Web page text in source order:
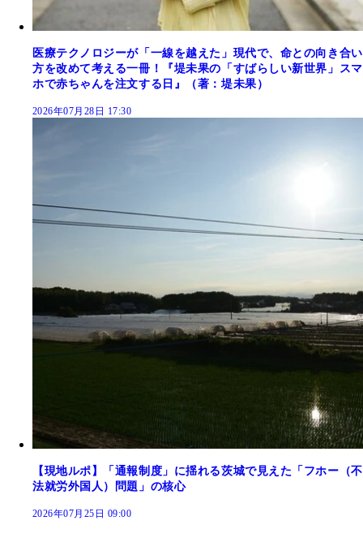
医療テクノロジーが「一線を越えた」現代で、命との向き合い
方を改めて考える一冊！『堤未果の「すばらしい新世界」スマ
ホで赤ちゃんを注文する日』（著：堤未果）
2026年07月28日 17:30
【現地ルポ】「通報制度」に揺れる茨城で見えた「フホー（不
法就労外国人）問題」の核心
2026年07月25日 09:00